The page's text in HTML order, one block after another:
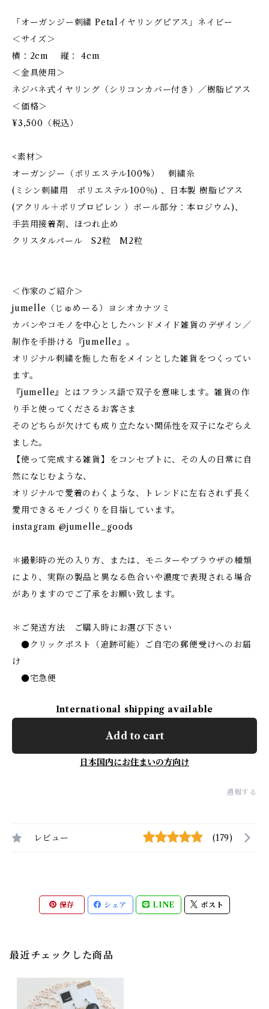
「オーガンジー刺繍 Petalイヤリングピアス」ネイビー
＜サイズ＞
横：2cm 縦： 4cm
＜金具使用＞
ネジバネ式イヤリング（シリコンカバー付き）／樹脂ピアス
＜価格＞
¥3,500（税込）
<素材＞
オーガンジー（ポリエステル100%） 刺繍糸
(ミシン刺繍用 ポリエステル100％) 、日本製 樹脂ピアス
(アクリル＋ポリプロピレン ）ボール部分：本ロジウム)、
手芸用接着剤、ほつれ止め
クリスタルパール S2粒 M2粒
＜作家のご紹介＞
jumelle（じゅめーる）ヨシオカナツミ
カバンやコモノを中心としたハンドメイド雑貨のデザイン／
制作を手掛ける『jumelle』。
オリジナル刺繍を施した布をメインとした雑貨をつくってい
ます。
『jumelle』とはフランス語で双子を意味します。雑貨の作
り手と使ってくださるお客さま
そのどちらが欠けても成り立たない関係性を双子になぞらえ
ました。
【使って完成する雑貨】をコンセプトに、その人の日常に自
然になじむような、
オリジナルで愛着のわくような、トレンドに左右されず長く
愛用できるモノづくりを目指しています。
instagram @jumelle_goods
＊撮影時の光の入り方、または、モニターやブラウザの種類
により、実際の製品と異なる色合いや濃度で表現される場合
がありますのでご了承をお願い致します。
＊ご発送方法 ご購入時にお選び下さい
●クリックポスト（追跡可能）ご自宅の郵便受けへのお届
け
●宅急便
International shipping available
Add to cart
日本国内にお住まいの方向け
通報する
レビュー (179)
保存 シェア LINE ポスト
最近チェックした商品